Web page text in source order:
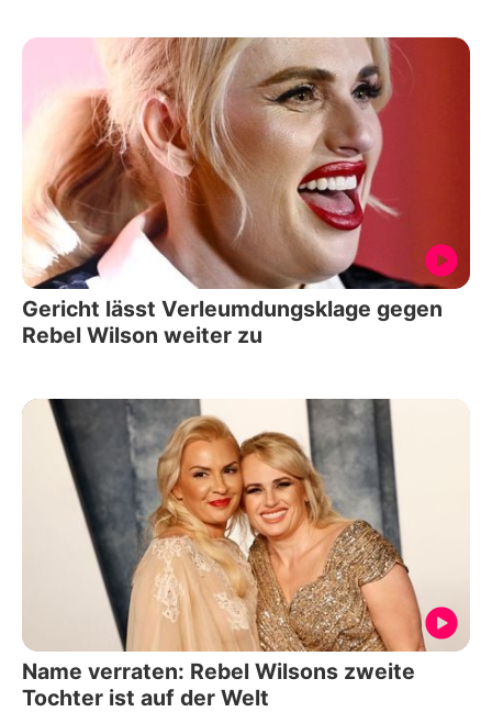
Gericht lässt Verleumdungsklage gegen
Rebel Wilson weiter zu
Name verraten: Rebel Wilsons zweite
Tochter ist auf der Welt